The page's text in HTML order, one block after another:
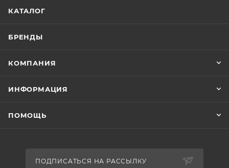
КАТАЛОГ
БРЕНДЫ
КОМПАНИЯ
ИНФОРМАЦИЯ
ПОМОЩЬ
ПОДПИСАТЬСЯ НА РАССЫЛКУ